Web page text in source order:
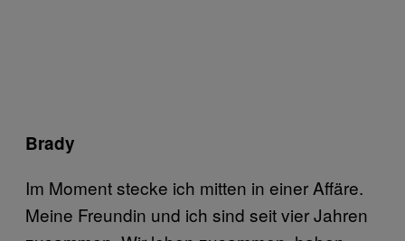
Brady
Im Moment stecke ich mitten in einer Affäre.
Meine Freundin und ich sind seit vier Jahren